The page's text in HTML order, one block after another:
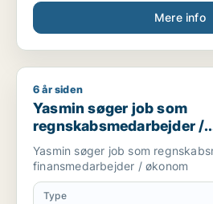
Mere info
Yasmin søger job som
6 år siden
Yasmin søger job som
regnskabsmedarbejder /
finansmedarbejder /
Yasmin søger job som
finansmedarbejder / økonom
Type